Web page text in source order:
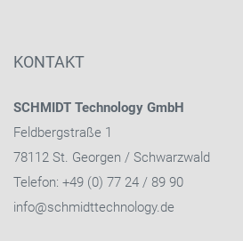
KONTAKT
SCHMIDT Technology GmbH
Feldbergstraße 1
78112 St. Georgen / Schwarzwald
Telefon: +49 (0) 77 24 / 89 90
info@schmidttechnology.de